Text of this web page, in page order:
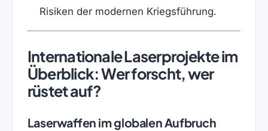
Risiken der modernen Kriegsführung.
Internationale Laserprojekte im
Überblick: Wer forscht, wer
rüstet auf?
Laserwaffen im globalen Aufbruch